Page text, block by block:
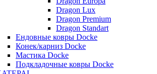
Dragon Lux
Dragon Premium
Dragon Standart
Ендовные ковры Docke
Конек/карниз Docke
Мастика Docke
Подкладочные ковры Docke